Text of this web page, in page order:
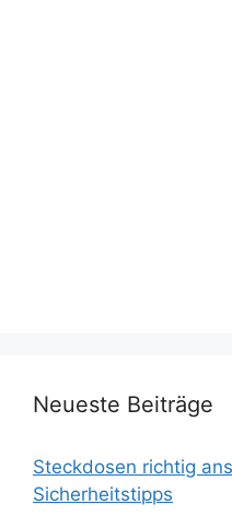
Neueste Beiträge
Steckdosen richtig
Sicherheitstipps